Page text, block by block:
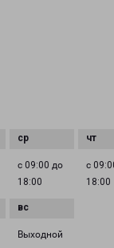
с 09:00 до
18:00
с
18:00
Выходной